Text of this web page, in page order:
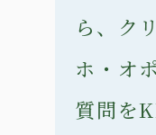
ら、ク
ホ・オ
質問を